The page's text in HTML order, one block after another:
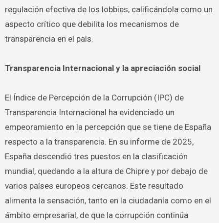
regulación efectiva de los lobbies, calificándola como un
aspecto crítico que debilita los mecanismos de
transparencia en el país.
Transparencia Internacional y la apreciación social
El Índice de Percepción de la Corrupción (IPC) de
Transparencia Internacional ha evidenciado un
empeoramiento en la percepción que se tiene de España
respecto a la transparencia. En su informe de 2025,
España descendió tres puestos en la clasificación
mundial, quedando a la altura de Chipre y por debajo de
varios países europeos cercanos. Este resultado
alimenta la sensación, tanto en la ciudadanía como en el
ámbito empresarial, de que la corrupción continúa